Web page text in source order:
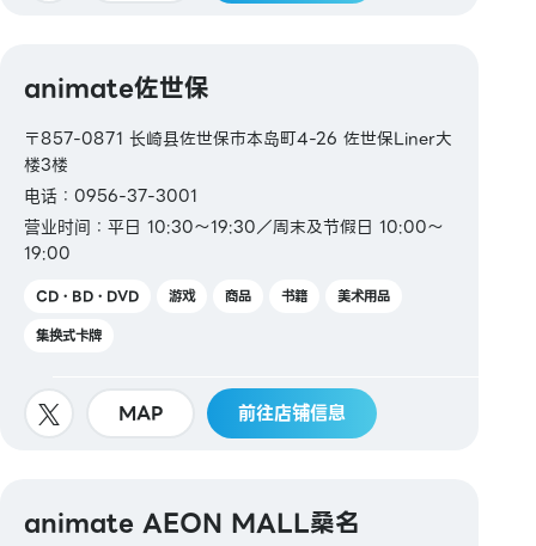
animate佐世保
〒857-0871 长崎县佐世保市本岛町4-26 佐世保Liner大
楼3楼
电话：0956-37-3001
营业时间：平日 10:30～19:30／周末及节假日 10:00～
19:00
CD・BD・DVD 游戏 商品 书籍
美术用品
集换式卡牌
MAP 前往店铺信息
animate AEON MALL桑名